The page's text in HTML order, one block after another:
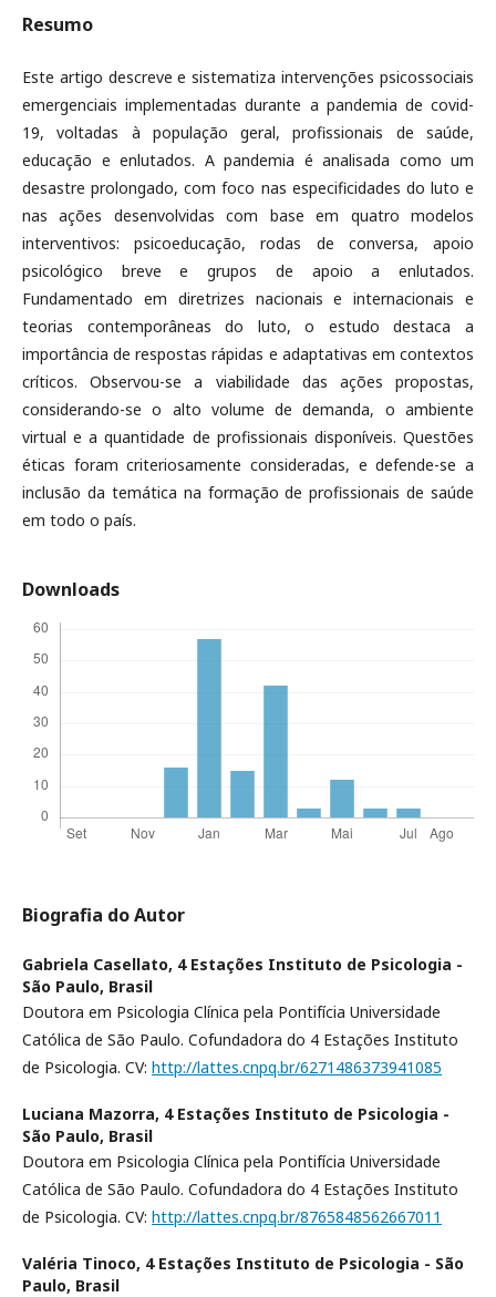
Resumo
Este artigo descreve e sistematiza intervenções psicossociais
emergenciais implementadas durante a pandemia de covid-
19, voltadas à população geral, profissionais de saúde,
educação e enlutados. A pandemia é analisada como um
desastre prolongado, com foco nas especificidades do luto e
nas ações desenvolvidas com base em quatro modelos
interventivos: psicoeducação, rodas de conversa, apoio
psicológico breve e grupos de apoio a enlutados.
Fundamentado em diretrizes nacionais e internacionais e
teorias contemporâneas do luto, o estudo destaca a
importância de respostas rápidas e adaptativas em contextos
críticos. Observou-se a viabilidade das ações propostas,
considerando-se o alto volume de demanda, o ambiente
virtual e a quantidade de profissionais disponíveis. Questões
éticas foram criteriosamente consideradas, e defende-se a
inclusão da temática na formação de profissionais de saúde
em todo o país.
Downloads
Biografia do Autor
Gabriela Casellato, 4 Estações Instituto de Psicologia -
São Paulo, Brasil
Doutora em Psicologia Clínica pela Pontifícia Universidade
Católica de São Paulo. Cofundadora do 4 Estações Instituto
de Psicologia. CV: http://lattes.cnpq.br/6271486373941085
Luciana Mazorra, 4 Estações Instituto de Psicologia -
São Paulo, Brasil
Doutora em Psicologia Clínica pela Pontifícia Universidade
Católica de São Paulo. Cofundadora do 4 Estações Instituto
de Psicologia. CV: http://lattes.cnpq.br/8765848562667011
Valéria Tinoco, 4 Estações Instituto de Psicologia - São
Paulo, Brasil